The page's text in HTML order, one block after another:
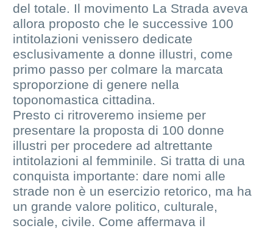
del totale. Il movimento La Strada aveva
allora proposto che le successive 100
intitolazioni venissero dedicate
esclusivamente a donne illustri, come
primo passo per colmare la marcata
sproporzione di genere nella
toponomastica cittadina.
Presto ci ritroveremo insieme per
presentare la proposta di 100 donne
illustri per procedere ad altrettante
intitolazioni al femminile. Si tratta di una
conquista importante: dare nomi alle
strade non è un esercizio retorico, ma ha
un grande valore politico, culturale,
sociale, civile. Come affermava il